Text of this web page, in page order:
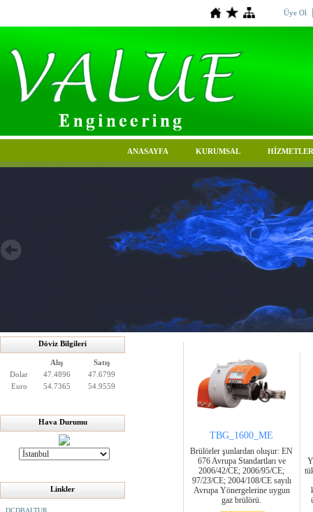
Üye Ol
ANASAYFA KURUMSAL
Döviz Bilgileri
Alış
Satış
Dolar
47.4896
47.6799
Euro
54.7365 54.9559
Hava Durumu
Linkler
DÇDBALTUR
TBG_1600_ME
Brülörler şunlardan oluşur: EN
676 Avrupa Standartları ve
2006/42/CE; 2006/95/CE;
97/23/CE; 2004/108/CE sayılı
Avrupa Yönergelerine uygun
gaz brülörü.